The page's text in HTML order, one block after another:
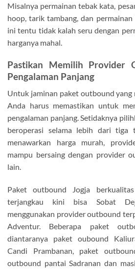
Misalnya permainan tebak kata,
hoop, tarik tambang, dan
ini tentu tidak kalah seru dengan
harganya mahal.
Pastikan Memilih Provider
Pengalaman Panjang
Untuk jaminan paket outbound yang
Anda harus memastikan untuk
pengalaman panjang. Setidaknya
beroperasi selama lebih dari tiga
menawarkan harga murah,
mampu bersaing dengan provider
lain.
Paket outbound Jogja
terjangkau kini bisa Sobat
menggunakan provider outbound
Adventur. Beberapa paket
diantaranya paket oubound
Candi Prambanan, paket
outbound pantai Sadranan dan